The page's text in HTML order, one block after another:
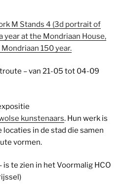
M Stands 4 (3d portrait of
year at the Mondriaan House,
150 year.
– van 21-05 tot 04-09
kunstenaars. Hun werk is
in de stad die samen
vormen.
is te zien in het Voormalig HCO